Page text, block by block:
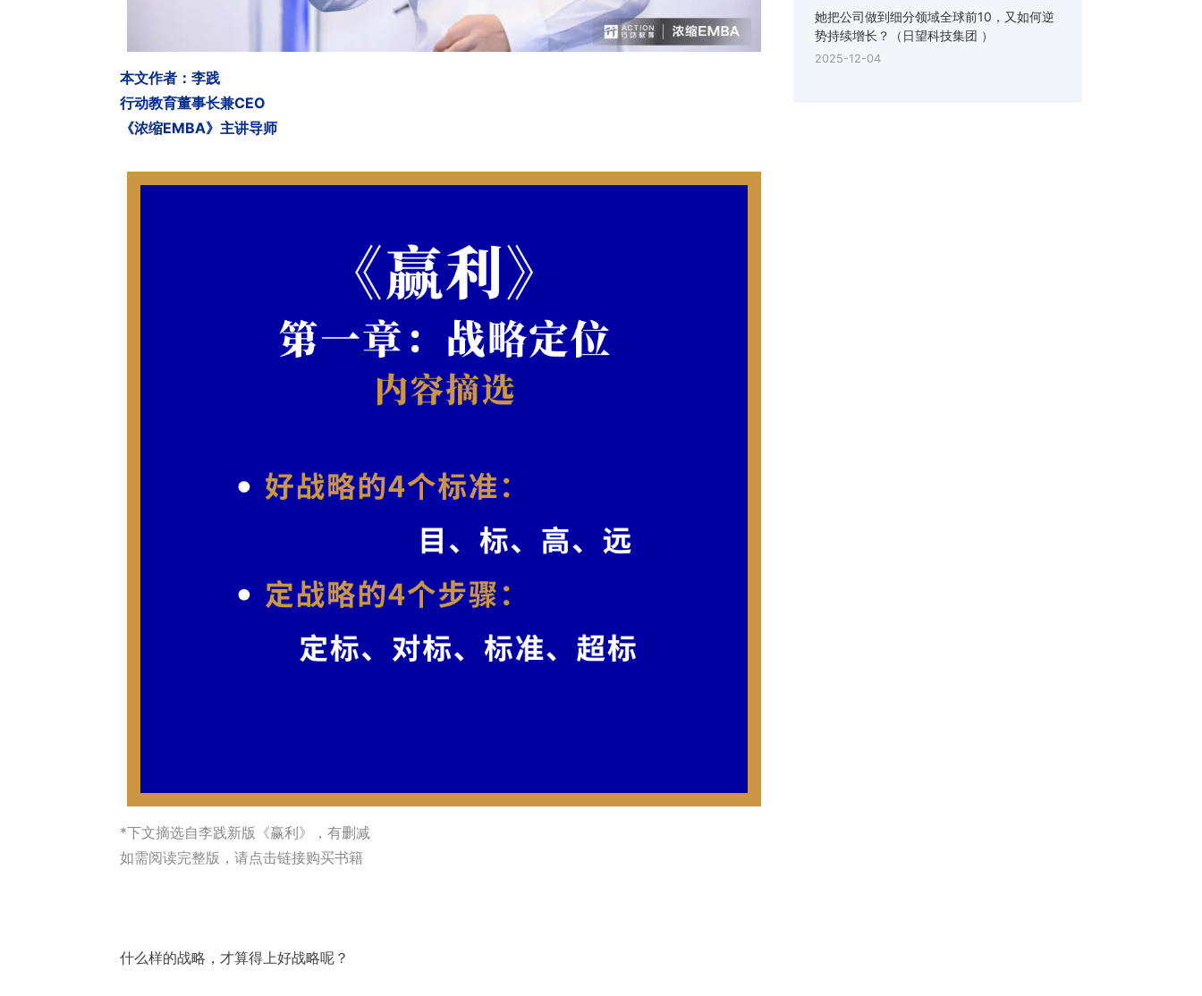
本文作者：李践
行动教育董事长兼CEO
《浓缩EMBA》主讲导师
*下文摘选自李践新版《赢利》，有删减
如需阅读完整版，请点击链接购买书籍
什么样的战略，才算得上好战略呢？
她把公司做到细分领域全球前10，又如何逆
势持续增长？（日望科技集团 ）
2025-12-04